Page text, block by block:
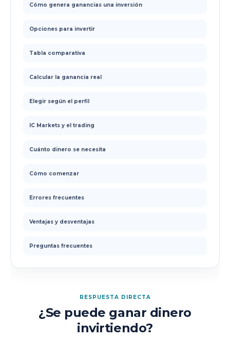
Cómo genera ganancias una inversión
Opciones para invertir
Tabla comparativa
Calcular la ganancia real
Elegir según el perfil
IC Markets y el trading
Cuánto dinero se necesita
Cómo comenzar
Errores frecuentes
Ventajas y desventajas
Preguntas frecuentes
RESPUESTA DIRECTA
¿Se puede ganar dinero
invirtiendo?